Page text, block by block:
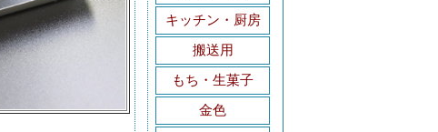
キッチン・厨房
搬送用
もち・生菓子
金色